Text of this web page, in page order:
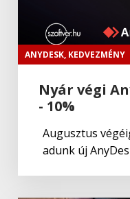
ANYDESK, KEDVEZMÉNY
Nyár végi
- 10%
Augusztus
adunk új